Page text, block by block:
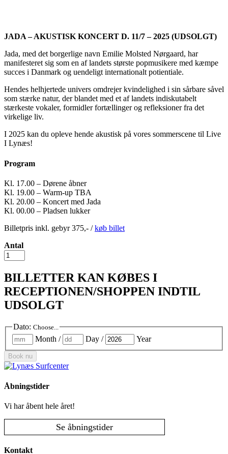
JADA – AKUSTISK KONCERT D. 11/7 – 2025 (UDSOLGT)
Jada, med det borgerlige navn Emilie Molsted Nørgaard, har
manifesteret sig som en af landets største popmusikere med kæmpe
succes i Danmark og uendeligt internationalt potientiale.
Hendes helhjertede univers omdrejer kvindelighed i sin sårbare såvel
som stærke natur, der blandet med et af landets indiskutabelt
stærkeste vokaler, formidler fortællinger og refleksioner fra det
virkelige liv.
I 2025 kan du opleve hende akustisk på vores sommerscene til Live
I Lynæs!
Program
Kl. 17.00 – Dørene åbner
Kl. 19.00 – Warm-up TBA
Kl. 20.00 – Koncert med Jada
Kl. 00.00 – Pladsen lukker
Billetpris inkl. gebyr 375,- /køb billet
Antal
Jada
-
11.
Juli
(UDSOLGT)
antal
BILLETTER KAN KØBES I
RECEPTIONEN/SHOPPEN INDTIL
UDSOLGT
Dato: Choose...
Month / Day / Year
Book nu
Åbningstider
Vi har åbent hele året!
Se åbningstider
Kontakt